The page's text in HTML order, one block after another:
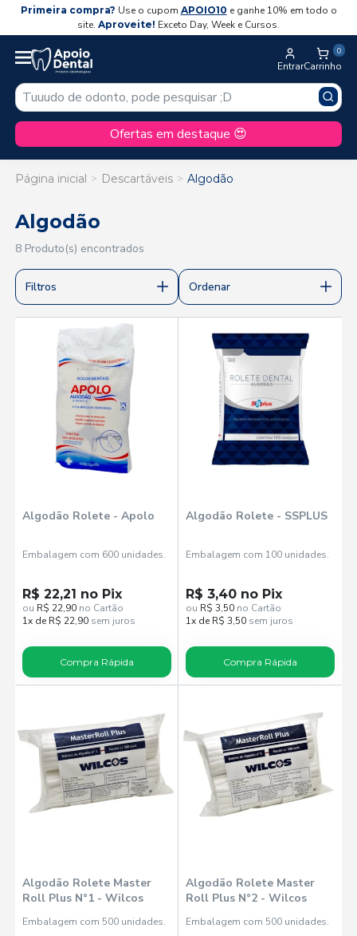
Primeira compra? Use o cupom APOIO10 e ganhe 10% em todo o
site. Aproveite! Exceto Day, Week e Cursos.
Entrar
0
Carrinho
Ofertas em destaque 😍
Página inicial Descartáveis Algodão
Algodão
8 Produto(s) encontrados
Filtros Ordenar
Algodão Rolete - Apolo
Embalagem com 600 unidades.
R$ 22,21 no Pix
ou R$ 22,90 no Cartão
1x de R$ 22,90 sem juros
Compra Rápida
Algodão Rolete - SSPLUS
Embalagem com 100 unidades.
R$ 3,40 no Pix
ou R$ 3,50 no Cartão
1x de R$ 3,50 sem juros
Compra Rápida
Algodão Rolete Master
Roll Plus N°1 - Wilcos
Embalagem com 500 unidades.
Algodão Rolete Master
Roll Plus N°2 - Wilcos
Embalagem com 500 unidades.